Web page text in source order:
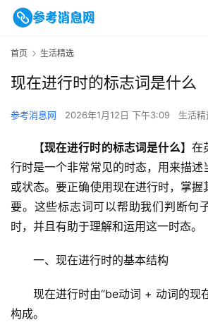
首页 生活精选
现在进行时的标志词是什么
参考消息网 2026年1月12日 下午3:09 生活精
【现在进行时的标志词是什么】在
行时是一个非常常见的时态，用来描述
或状态。要正确使用现在进行时，掌
要。这些标志词可以帮助我们判断句
时，并且有助于理解和运用这一时态。
一、现在进行时的基本结构
现在进行时由“be动词 + 动词的现
构成。